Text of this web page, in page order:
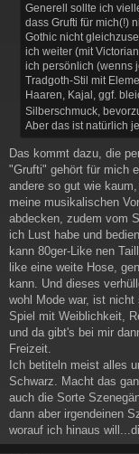
Generell sollte ich
dass Grufti für mich(!)
Gothic nicht
ich weiter (mit
ich persönlich (wenns
Tradgoth-Stil mit
Haaren, Kajal, ggf.
Silberschmuck,
Aber das ist natürlich
Das kommt dazu, die
"Grufti" gehört für mich
andere so gut wie
meine musikalischen
abdecken, zudem vom
ich Lust habe und
kann 80ger-Like nen
like eine weite Hose,
kann. Und dieses
wohl Mode war, ist
Spiel mit Weiblichkeit,
und da gibt's bei mir
Freizeit.
Ich betiteln meist alles
Schwarz. Macht das
auch die Sorte
dann aber irgendeinen
worauf ich hinaus